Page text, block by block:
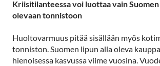
Kriisitilanteessa voi luottaa vain
olevaan tonnistoon
Huoltovarmuus pitää sisällään myös
tonniston. Suomen lipun alla oleva
hienoisessa kasvussa viime vuosina.